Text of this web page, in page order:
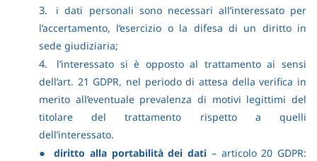
3.
i dati personali sono necessari all’interessato per
l’accertamento, l’esercizio o la difesa di un diritto in
sede giudiziaria;
4.
l’interessato si è opposto al trattamento ai sensi
dell’art. 21 GDPR, nel periodo di attesa della verifica in
merito all’eventuale prevalenza di motivi legittimi del
titolare del trattamento rispetto a quelli
dell’interessato.
● diritto alla portabilità dei dati – articolo 20 GDPR: